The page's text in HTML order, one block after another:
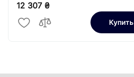
12 307 ₴
Купить